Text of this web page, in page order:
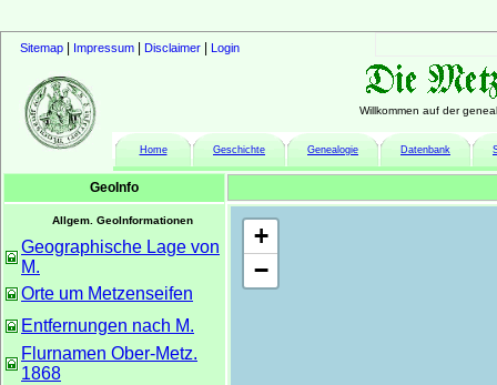
Sitemap Impressum Disclaimer Login
Willkommen auf der
Home Geschichte Genealogie Datenbank
GeoInfo
Allgem. GeoInformationen
Geographische Lage von
M.
Orte um Metzenseifen
Entfernungen nach M.
Flurnamen Ober-Metz.
1868
+
−